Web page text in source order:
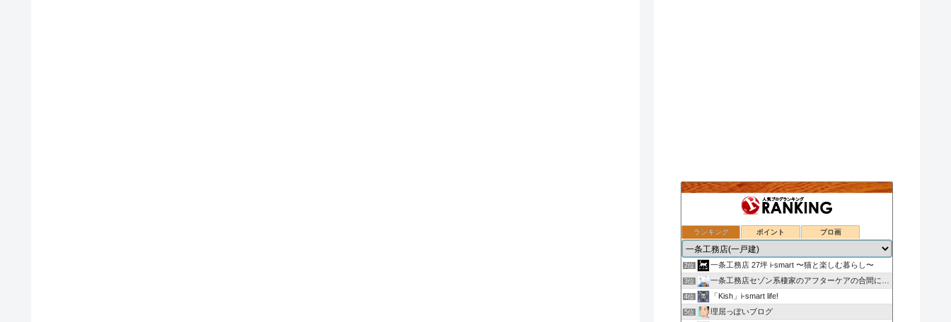
ランキング ポイント ブロ画
1位 nasu_star's blog
2位 一条工務店 27坪 i-smart 〜猫と楽しむ暮らし〜
3位 一条工務店セゾン系棲家のアフターケアの合間に綴るブログ
4位 「Kish」i-smart life!
5位 理屈っぽいブログ